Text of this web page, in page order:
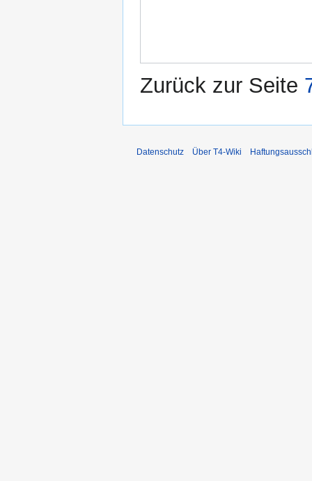
Zurück zur Seite
Datenschutz Über T4-Wiki